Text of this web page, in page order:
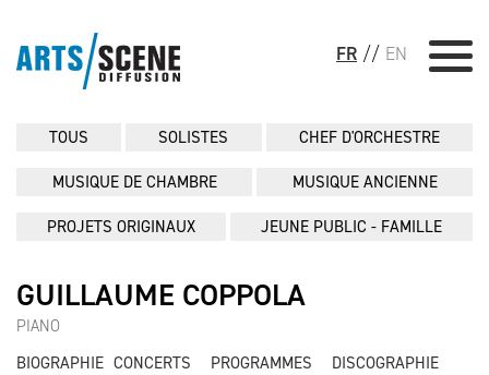
FR // EN
TOUS SOLISTES CHEF D'ORCHESTRE
MUSIQUE DE CHAMBRE MUSIQUE ANCIENNE
PROJETS ORIGINAUX JEUNE PUBLIC - FAMILLE
GUILLAUME COPPOLA
PIANO
BIOGRAPHIE CONCERTS PROGRAMMES
DISCOGRAPHIE